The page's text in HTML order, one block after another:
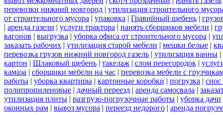
перевозки нижний новгород | утилизация строительного
от строительного мусора | упаковка | Гравийный щебень |
| аренда газели | услуги трактора | нанять сборщиков мебели |
вагонов | выгрузка | уборка офиса от строительного мусора |
заказать рабочих | утилизация старой мебели | мешки белые |
перевозка грузов нижний новгород газель | утилизация ванны |
картон | Шлаковый щебень | такелаж | слом перегородок |
камаза | сборщики мебели на час | перевозка мебели с
работы | уборка квартиры | картонные коробки | погрузка | снос
полипропиленовые | дачный переезд | аренда самосвала |
утилизация плиты | разгрузо-погрузочные работы | уборка дачи
оконных рам | вывоз мусора | переезд недорого | аренда